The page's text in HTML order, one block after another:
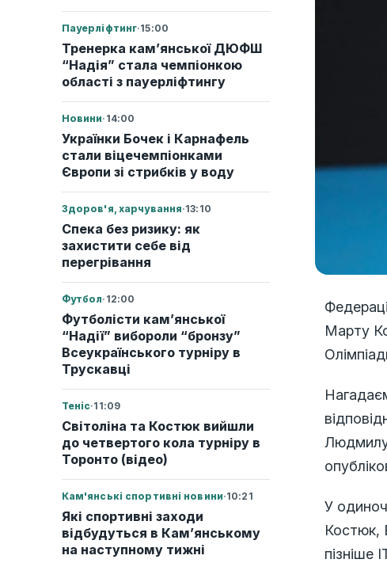
Пауерліфтинг·15:00
Тренерка кам’янської ДЮФШ
“Надія” стала чемпіонкою
області з пауерліфтингу
Новини· 14:00
Українки Бочек і Карнафель
стали віцечемпіонками
Європи зі стрибків у воду
Здоров'я, харчування·13:10
Спека без ризику: як
захистити себе від
перегрівання
Футбол· 12:00
Футболісти кам’янської
“Надії” вибороли “бронзу”
Всеукраїнського турніру в
Трускавці
Теніс·11:09
Світоліна та Костюк вийшли
до четвертого кола турніру в
Торонто (відео)
Кам'янські спортивні новини·10:21
Які спортивні заходи
відбудуться в Кам’янському
на наступному тижні
Марту
Людмилу
У
Костюк,
пізніше